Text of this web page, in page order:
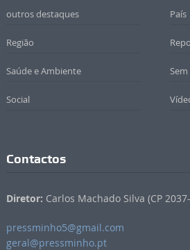
outros destaques País
Região
Saúde e Ambiente
Social
Contactos
Diretor: Carlos Machado Silva (CP
pressminho5@gmail.com
geral@pressminho.pt